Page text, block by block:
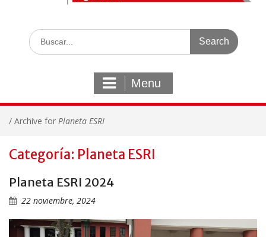
Search
for:
Menu
/ Archive for Planeta ESRI
Categoría: Planeta ESRI
Planeta ESRI 2024
22 noviembre, 2024